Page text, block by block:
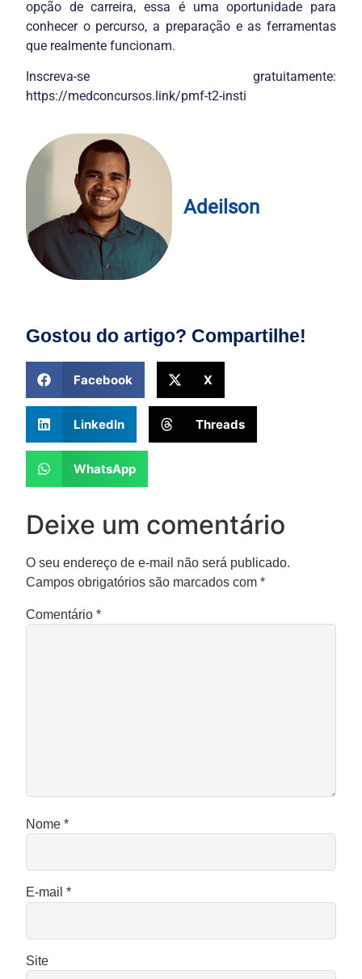
opção de carreira, essa é uma oportunidade para
conhecer o percurso, a preparação e as ferramentas
que realmente funcionam.
Inscreva-se gratuitamente:
https://medconcursos.link/pmf-t2-insti
Adeilson
Gostou do artigo? Compartilhe!
Facebook X
LinkedIn Threads
WhatsApp
Deixe um comentário
O seu endereço de e-mail não será publicado.
Campos obrigatórios são marcados com *
Comentário *
Nome *
E-mail *
Site